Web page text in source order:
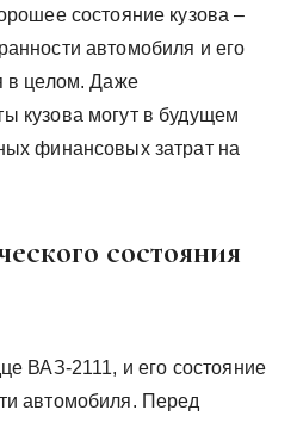
состояние кузова –
автомобиля и его
в целом. Даже
кузова могут в будущем
финансовых затрат на
состояния
ВАЗ-2111, и его состояние
автомобиля. Перед